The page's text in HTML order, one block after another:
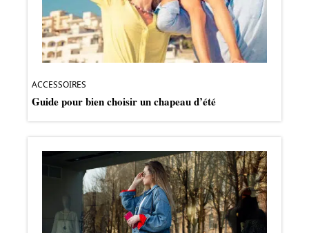
ACCESSOIRES
Guide pour bien choisir un chapeau d’été